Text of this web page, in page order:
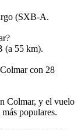
(SXB-A.
(a 55 km).
con 28
Colmar, y el vuelo
populares.